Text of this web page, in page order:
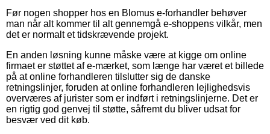
Før nogen shopper hos en Blomus e-forhandler behøver
man når alt kommer til alt gennemgå e-shoppens vilkår, men
det er normalt et tidskrævende projekt.
En anden løsning kunne måske være at kigge om online
firmaet er støttet af e-mærket, som længe har været et billede
på at online forhandleren tilslutter sig de danske
retningslinjer, foruden at online forhandleren lejlighedsvis
overværes af jurister som er indført i retningslinjerne. Det er
en rigtig god genvej til støtte, såfremt du bliver udsat for
besvær ved dit køb.